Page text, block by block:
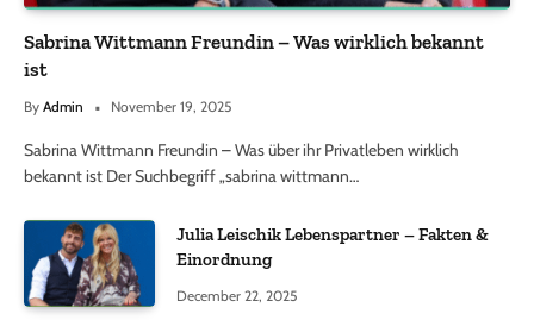
Sabrina Wittmann Freundin – Was wirklich bekannt
ist
By Admin November 19, 2025
Sabrina Wittmann Freundin – Was über ihr Privatleben wirklich
bekannt ist Der Suchbegriff „sabrina wittmann…
Julia Leischik Lebenspartner – Fakten &
Einordnung
December 22, 2025